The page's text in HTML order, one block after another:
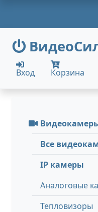
Вход Корзина
Все
IP камеры
Аналоговые
Тепловизоры